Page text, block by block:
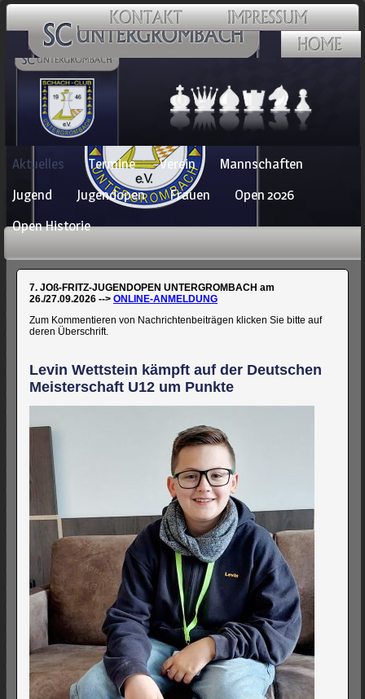
Navigation
überspringen
Aktuelles Termine Verein
Mannschaften
Jugend
Jugendopen Frauen
Open 2026
Open Historie
7. JOß-FRITZ-JUGENDOPEN UNTERGROMBACH am
26./27.09.2026 --> ONLINE-ANMELDUNG
Zum Kommentieren von Nachrichtenbeiträgen klicken Sie bitte auf
deren Überschrift.
Levin Wettstein kämpft auf der Deutschen
Meisterschaft U12 um Punkte